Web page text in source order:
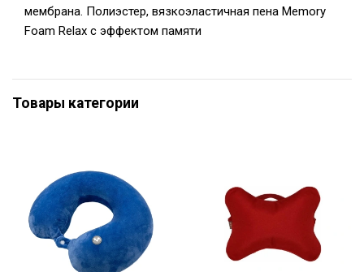
мембрана. Полиэстер, вязкоэластичная пена Memory
Foam Relax с эффектом памяти
Товары категории